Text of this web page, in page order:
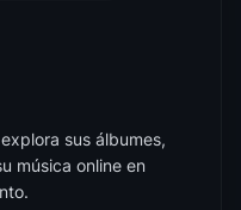
álbumes y letras
sus álbumes,
música online en